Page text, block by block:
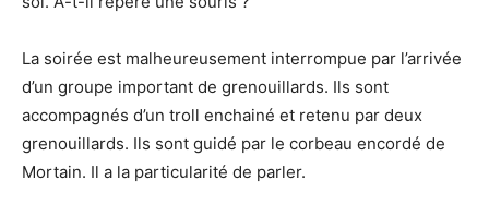
La soirée est malheureusement interrompue par l’arrivée
d’un groupe important de grenouillards. Ils sont
accompagnés d’un troll enchainé et retenu par deux
grenouillards. Ils sont guidé par le corbeau encordé de
Mortain. Il a la particularité de parler.